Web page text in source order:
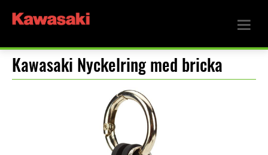
Kawasaki Nyckelring med bricka